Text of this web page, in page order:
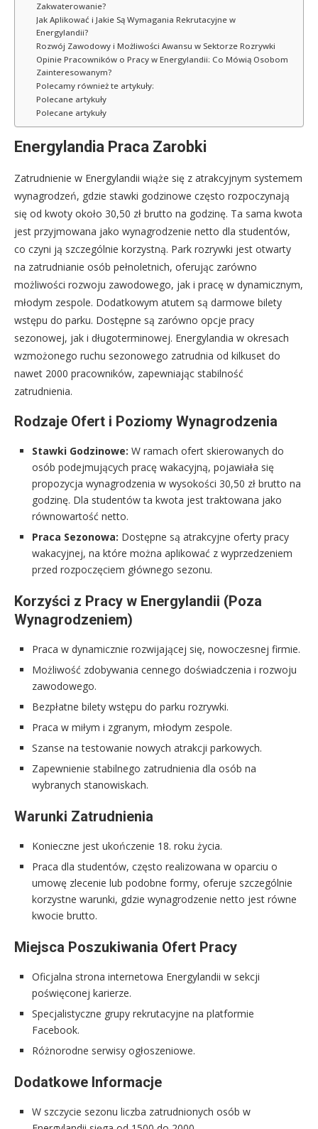
Zakwaterowanie?
Jak Aplikować i Jakie Są Wymagania Rekrutacyjne w
Energylandii?
Rozwój Zawodowy i Możliwości Awansu w Sektorze Rozrywki
Opinie Pracowników o Pracy w Energylandii: Co Mówią Osobom
Zainteresowanym?
Polecamy również te artykuły:
Polecane artykuły
Polecane artykuły
Energylandia Praca Zarobki
Zatrudnienie w Energylandii wiąże się z atrakcyjnym systemem
wynagrodzeń, gdzie stawki godzinowe często rozpoczynają
się od kwoty około 30,50 zł brutto na godzinę. Ta sama kwota
jest przyjmowana jako wynagrodzenie netto dla studentów,
co czyni ją szczególnie korzystną. Park rozrywki jest otwarty
na zatrudnianie osób pełnoletnich, oferując zarówno
możliwości rozwoju zawodowego, jak i pracę w dynamicznym,
młodym zespole. Dodatkowym atutem są darmowe bilety
wstępu do parku. Dostępne są zarówno opcje pracy
sezonowej, jak i długoterminowej. Energylandia w okresach
wzmożonego ruchu sezonowego zatrudnia od kilkuset do
nawet 2000 pracowników, zapewniając stabilność
zatrudnienia.
Rodzaje Ofert i Poziomy Wynagrodzenia
Stawki Godzinowe: W ramach ofert skierowanych do
osób podejmujących pracę wakacyjną, pojawiała się
propozycja wynagrodzenia w wysokości 30,50 zł brutto na
godzinę. Dla studentów ta kwota jest traktowana jako
równowartość netto.
Praca Sezonowa: Dostępne są atrakcyjne oferty pracy
wakacyjnej, na które można aplikować z wyprzedzeniem
przed rozpoczęciem głównego sezonu.
Korzyści z Pracy w Energylandii (Poza
Wynagrodzeniem)
Praca w dynamicznie rozwijającej się, nowoczesnej firmie.
Możliwość zdobywania cennego doświadczenia i rozwoju
zawodowego.
Bezpłatne bilety wstępu do parku rozrywki.
Praca w miłym i zgranym, młodym zespole.
Szanse na testowanie nowych atrakcji parkowych.
Zapewnienie stabilnego zatrudnienia dla osób na
wybranych stanowiskach.
Warunki Zatrudnienia
Konieczne jest ukończenie 18. roku życia.
Praca dla studentów, często realizowana w oparciu o
umowę zlecenie lub podobne formy, oferuje szczególnie
korzystne warunki, gdzie wynagrodzenie netto jest równe
kwocie brutto.
Miejsca Poszukiwania Ofert Pracy
Oficjalna strona internetowa Energylandii w sekcji
poświęconej karierze.
Specjalistyczne grupy rekrutacyjne na platformie
Facebook.
Różnorodne serwisy ogłoszeniowe.
Dodatkowe Informacje
W szczycie sezonu liczba zatrudnionych osób w